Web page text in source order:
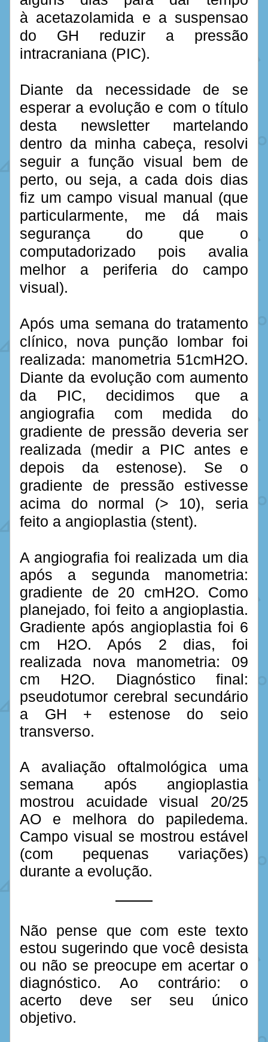
à acetazolamida e a suspensao
do GH reduzir a pressão
intracraniana (PIC).
Diante da necessidade de se
esperar a evolução e com o título
desta newsletter martelando
dentro da minha cabeça, resolvi
seguir a função visual bem de
perto, ou seja, a cada dois dias
fiz um campo visual manual (que
particularmente, me dá mais
segurança do que o
computadorizado pois avalia
melhor a periferia do campo
visual).
Após uma semana do tratamento
clínico, nova punção lombar foi
realizada: manometria 51cmH2O.
Diante da evolução com aumento
da PIC, decidimos que a
angiografia com medida do
gradiente de pressão deveria ser
realizada (medir a PIC antes e
depois da estenose). Se o
gradiente de pressão estivesse
acima do normal (> 10), seria
feito a angioplastia (stent).
A angiografia foi realizada um dia
após a segunda manometria:
gradiente de 20 cmH2O. Como
planejado, foi feito a angioplastia.
Gradiente após angioplastia foi 6
cm H2O. Após 2 dias, foi
realizada nova manometria: 09
cm H2O. Diagnóstico final:
pseudotumor cerebral secundário
a GH + estenose do seio
transverso.
A avaliação oftalmológica uma
semana após angioplastia
mostrou acuidade visual 20/25
AO e melhora do papiledema.
Campo visual se mostrou estável
(com pequenas variações)
durante a evolução.
Não pense que com este texto
estou sugerindo que você desista
ou não se preocupe em acertar o
diagnóstico. Ao contrário: o
acerto deve ser seu único
objetivo.